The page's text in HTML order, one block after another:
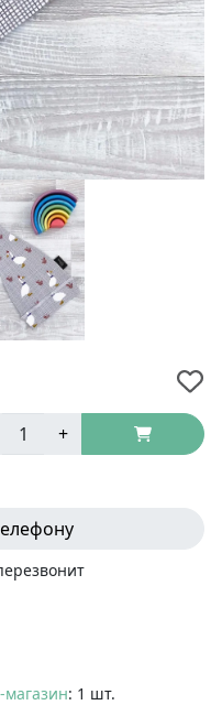
+
: 1 шт.